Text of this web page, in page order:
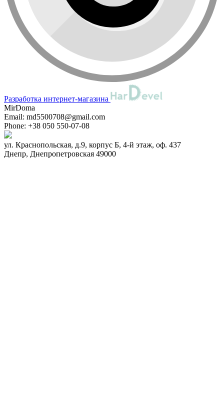
Разработка интернет-магазина
MirDoma
Email: md5500708@gmail.com
Phone: +38 050 550-07-08
ул. Краснопольская, д.9, корпус Б, 4-й этаж, оф. 437
Днепр, Днепропетровская 49000